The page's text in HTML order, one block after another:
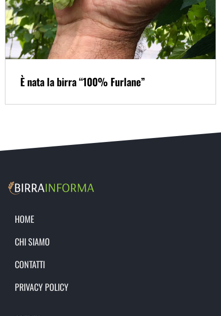
È nata la birra “100% Furlane”
HOME
CHI SIAMO
CONTATTI
PRIVACY POLICY